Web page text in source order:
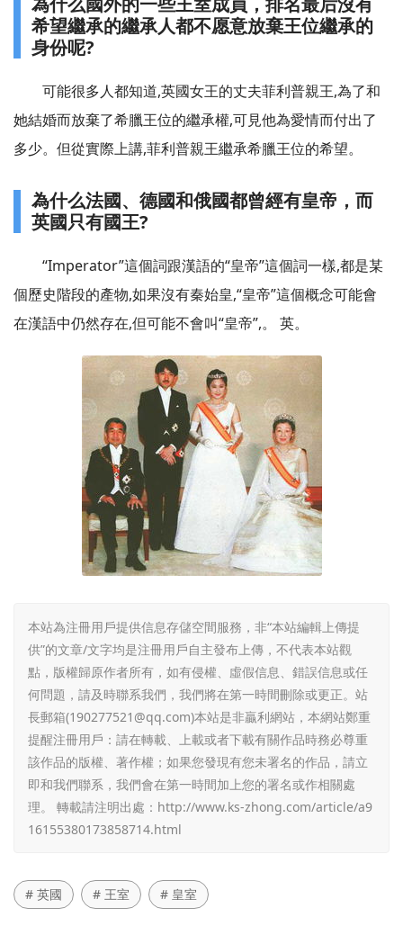
希望繼承的繼承人都不愿意放棄王位繼承的
身份呢?
可能很多人都知道,英國女王的丈夫菲利普親王,為了和
她結婚而放棄了希臘王位的繼承權,可見他為愛情而付出了
多少。但從實際上講,菲利普親王繼承希臘王位的希望。
為什么法國、德國和俄國都曾經有皇帝，而
英國只有國王?
“Imperator”這個詞跟漢語的“皇帝”這個詞一樣,都是某
個歷史階段的產物,如果沒有秦始皇,“皇帝”這個概念可能會
在漢語中仍然存在,但可能不會叫“皇帝”,。 英。
本站為注冊用戶提供信息存儲空間服務，非“本站編輯上傳提
供”的文章/文字均是注冊用戶自主發布上傳，不代表本站觀
點，版權歸原作者所有，如有侵權、虛假信息、錯誤信息或任
何問題，請及時聯系我們，我們將在第一時間刪除或更正。站
長郵箱(190277521@qq.com)本站是非贏利網站，本網站鄭重
提醒注冊用戶：請在轉載、上載或者下載有關作品時務必尊重
該作品的版權、著作權；如果您發現有您未署名的作品，請立
即和我們聯系，我們會在第一時間加上您的署名或作相關處
理。 轉載請注明出處： http://www.ks-zhong.com/article/a9
16155380173858714.html
# 英國 # 王室 # 皇室